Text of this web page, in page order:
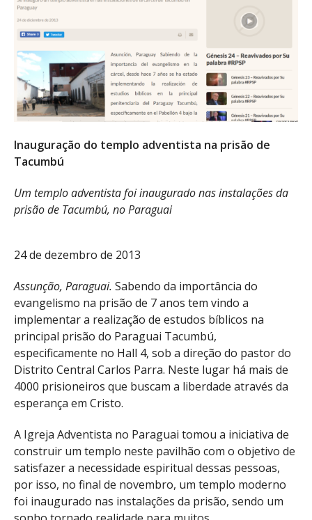
Inauguração do templo adventista na prisão de
Tacumbú
Um templo adventista foi inaugurado nas instalações da
prisão de Tacumbú, no Paraguai
24 de dezembro de 2013
Assunção, Paraguai. Sabendo da importância do
evangelismo na prisão de 7 anos tem vindo a
implementar a realização de estudos bíblicos na
principal prisão do Paraguai Tacumbú,
especificamente no Hall 4, sob a direção do pastor do
Distrito Central Carlos Parra. Neste lugar há mais de
4000 prisioneiros que buscam a liberdade através da
esperança em Cristo.
A Igreja Adventista no Paraguai tomou a iniciativa de
construir um templo neste pavilhão com o objetivo de
satisfazer a necessidade espiritual dessas pessoas,
por isso, no final de novembro, um templo moderno
foi inaugurado nas instalações da prisão, sendo um